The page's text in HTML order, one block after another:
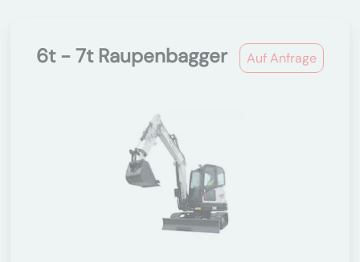
Auf Anfrage
6t - 7t Raupenbagger